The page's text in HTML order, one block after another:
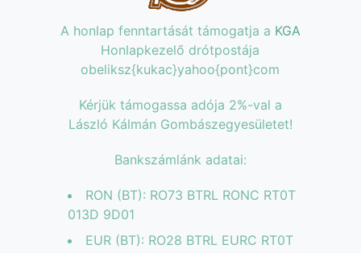
A honlap fenntartását támogatja a KGA
Honlapkezelő drótpostája
obeliksz{kukac}yahoo{pont}com
Kérjük támogassa adója 2%-val a
László Kálmán Gombászegyesületet!
Bankszámlánk adatai:
RON (BT): RO73 BTRL RONC RT0T
013D 9D01
EUR (BT): RO28 BTRL EURC RT0T